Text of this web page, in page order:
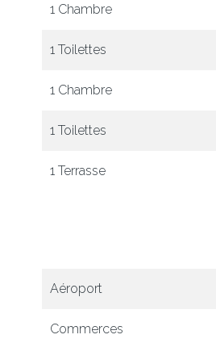
1 Chambre
1 Toilettes
1 Chambre
1 Toilettes
1 Terrasse
Aéroport
Commerces